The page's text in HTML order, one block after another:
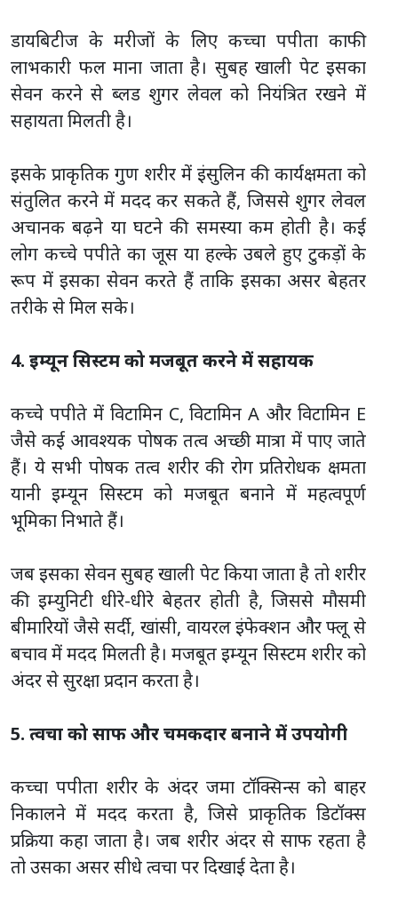
डायबिटीज के मरीजों के लिए कच्चा पपीता काफी
लाभकारी फल माना जाता है। सुबह खाली पेट इसका
सेवन करने से ब्लड शुगर लेवल को नियंत्रित रखने में
सहायता मिलती है।
इसके प्राकृतिक गुण शरीर में इंसुलिन की कार्यक्षमता को
संतुलित करने में मदद कर सकते हैं, जिससे शुगर लेवल
अचानक बढ़ने या घटने की समस्या कम होती है। कई
लोग कच्चे पपीते का जूस या हल्के उबले हुए टुकड़ों के
रूप में इसका सेवन करते हैं ताकि इसका असर बेहतर
तरीके से मिल सके।
4. इम्यून सिस्टम को मजबूत करने में सहायक
कच्चे पपीते में विटामिन C, विटामिन A और विटामिन E
जैसे कई आवश्यक पोषक तत्व अच्छी मात्रा में पाए जाते
हैं। ये सभी पोषक तत्व शरीर की रोग प्रतिरोधक क्षमता
यानी इम्यून सिस्टम को मजबूत बनाने में महत्वपूर्ण
भूमिका निभाते हैं।
जब इसका सेवन सुबह खाली पेट किया जाता है तो शरीर
की इम्युनिटी धीरे-धीरे बेहतर होती है, जिससे मौसमी
बीमारियों जैसे सर्दी, खांसी, वायरल इंफेक्शन और फ्लू से
बचाव में मदद मिलती है। मजबूत इम्यून सिस्टम शरीर को
अंदर से सुरक्षा प्रदान करता है।
5. त्वचा को साफ और चमकदार बनाने में उपयोगी
कच्चा पपीता शरीर के अंदर जमा टॉक्सिन्स को बाहर
निकालने में मदद करता है, जिसे प्राकृतिक डिटॉक्स
प्रक्रिया कहा जाता है। जब शरीर अंदर से साफ रहता है
तो उसका असर सीधे त्वचा पर दिखाई देता है।